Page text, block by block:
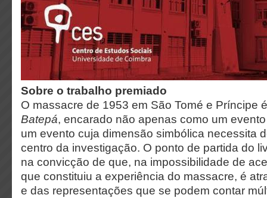
Sobre o trabalho premiado
O massacre de 1953 em São Tomé e Príncipe
Batepá, encarado não apenas como um
um evento cuja dimensão simbólica necessita
centro da investigação. O ponto de partida do
na convicção de que, na impossibilidade de
que constituiu a experiência do massacre, é
e das representações que se podem contar